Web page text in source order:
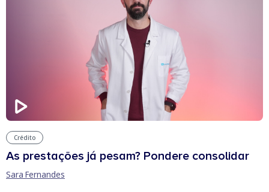
Crédito
As prestações já pesam? Pondere consolidar
Sara Fernandes